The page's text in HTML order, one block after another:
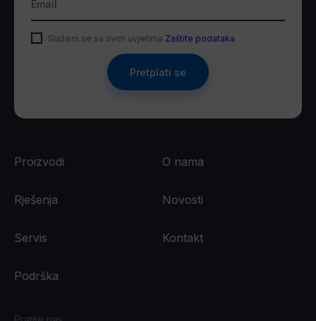
Proizvodi
Rješenja
Servis
Podrška
O nama
Novosti
Kontakt
Email
Slažem se sa svim uvjetima Zaštite podataka
Pretplati se